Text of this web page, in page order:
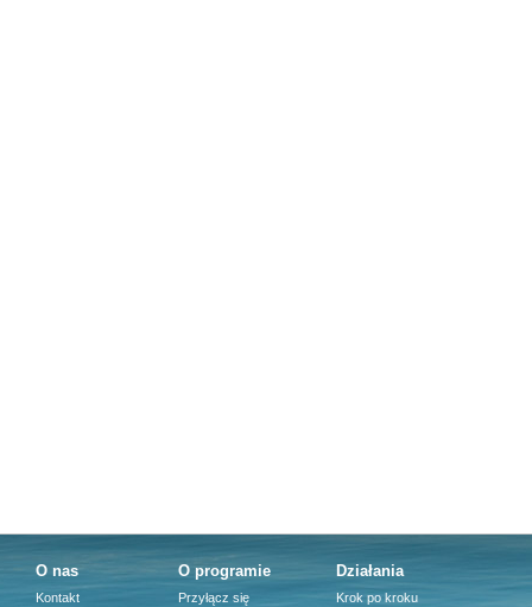
O nas
Kontakt
O programie
Przyłącz się
Działania
Krok po kroku